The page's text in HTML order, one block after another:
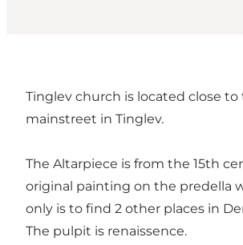
Tinglev church is located close to
mainstreet in Tinglev.
The Altarpiece is from the 15th
original painting on the predella
only is to find 2 other places in
The pulpit is renaissence.